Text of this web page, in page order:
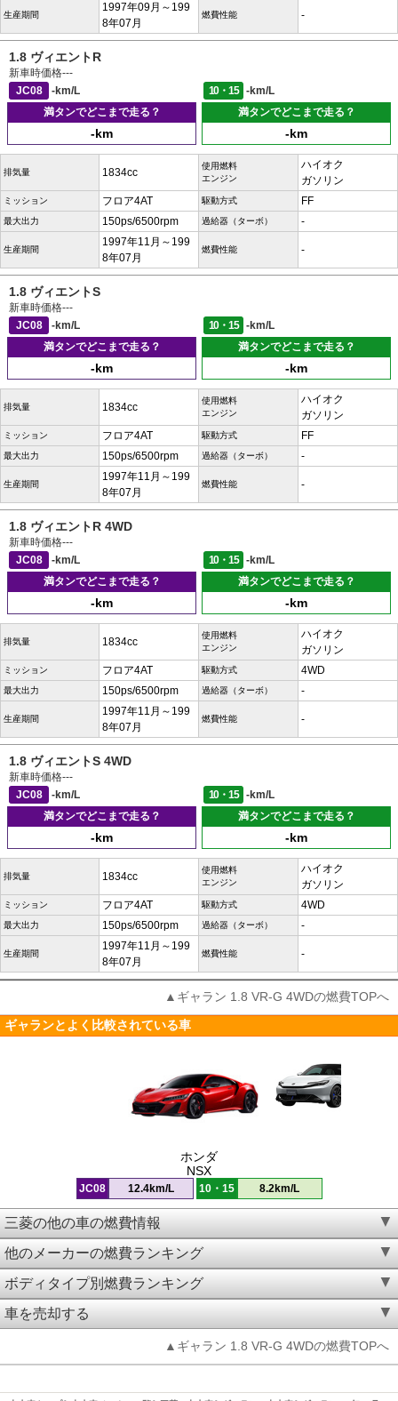
生産期間
1997年09月～199
8年07月
燃費性能 -
1.8 ヴィエントR
新車時価格---
JC08
-km/L 10・15
-km/L
満タンでどこまで走る？
-km
満タンでどこまで走る？
-km
排気量 1834cc
使用燃料
エンジン
ハイオク
ガソリン
ミッション フロア4AT 駆動方式 FF
最大出力 150ps/6500rpm 過給器（ターボ） -
生産期間
1997年11月～199
8年07月
燃費性能 -
1.8 ヴィエントS
新車時価格---
JC08
-km/L 10・15
-km/L
満タンでどこまで走る？
-km
満タンでどこまで走る？
-km
排気量 1834cc
使用燃料
エンジン
ハイオク
ガソリン
ミッション フロア4AT 駆動方式 FF
最大出力 150ps/6500rpm 過給器（ターボ） -
生産期間
1997年11月～199
8年07月
燃費性能 -
1.8 ヴィエントR 4WD
新車時価格---
JC08
-km/L 10・15
-km/L
満タンでどこまで走る？
-km
満タンでどこまで走る？
-km
排気量 1834cc
使用燃料
エンジン
ハイオク
ガソリン
ミッション フロア4AT 駆動方式 4WD
最大出力 150ps/6500rpm 過給器（ターボ） -
生産期間
1997年11月～199
8年07月
燃費性能 -
1.8 ヴィエントS 4WD
新車時価格---
JC08
-km/L 10・15
-km/L
満タンでどこまで走る？
-km
満タンでどこまで走る？
-km
排気量 1834cc
使用燃料
エンジン
ハイオク
ガソリン
ミッション フロア4AT 駆動方式 4WD
最大出力 150ps/6500rpm 過給器（ターボ） -
生産期間
1997年11月～199
8年07月
燃費性能 -
▲ギャラン 1.8 VR-G 4WDの燃費TOPへ
ギャランとよく比較されている車
ホンダ
NSX
JC08 12.4km/L 10・15 8.2km/L
三菱の他の車の燃費情報
他のメーカーの燃費ランキング
ボディタイプ別燃費ランキング
車を売却する
▲ギャラン 1.8 VR-G 4WDの燃費TOPへ